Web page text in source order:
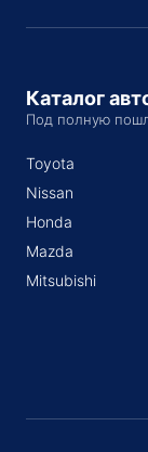
Каталог
Под полную
Toyota
Nissan
Honda
Mazda
Mitsubishi